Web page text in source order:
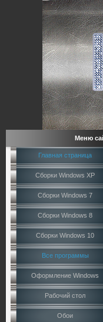
Меню
Главная страница
Сборки Windows XP
Сборки Windows 7
Сборки Windows 8
Сборки Windows 10
Все программы
Оформление Windows
Рабочий стол
Обои